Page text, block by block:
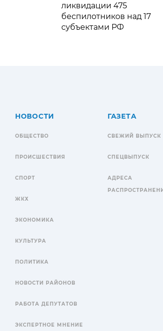
ликвидации 475
беспилотников над 17
субъектами РФ
НОВОСТИ
ОБЩЕСТВО
ПРОИСШЕСТВИЯ
СПОРТ
ЖКХ
ЭКОНОМИКА
КУЛЬТУРА
ПОЛИТИКА
НОВОСТИ РАЙОНОВ
РАБОТА ДЕПУТАТОВ
ЭКСПЕРТНОЕ МНЕНИЕ
ГАЗЕТА
СВЕЖИЙ ВЫПУСК
СПЕЦВЫПУСК
АДРЕСА